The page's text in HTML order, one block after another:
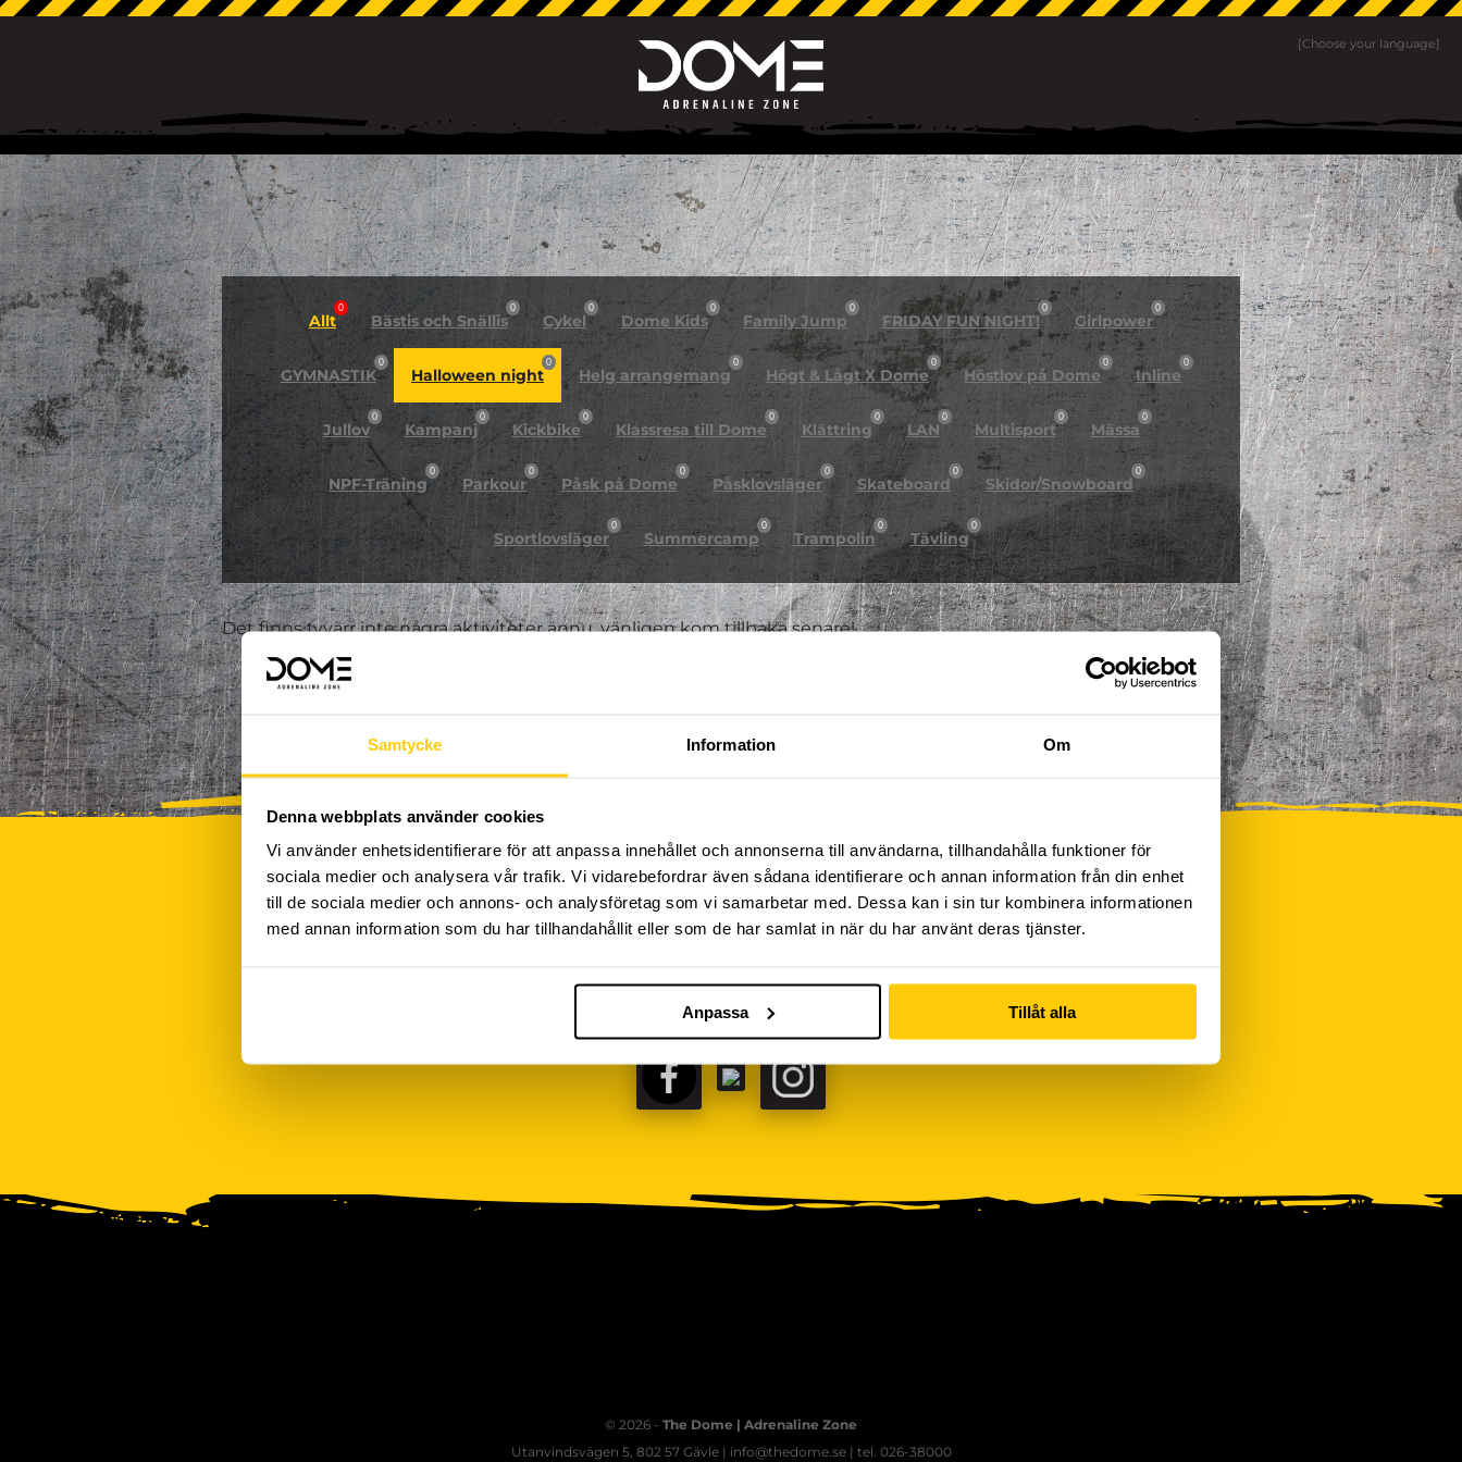
Samtycke Information Om
Denna webbplats använder cookies
Vi använder enhetsidentifierare för att anpassa innehållet och annonserna till användarna, tillhandahålla funktioner för
sociala medier och analysera vår trafik. Vi vidarebefordrar även sådana identifierare och annan information från din enhet
till de sociala medier och annons- och analysföretag som vi samarbetar med. Dessa kan i sin tur kombinera informationen
med annan information som du har tillhandahållit eller som de har samlat in när du har använt deras tjänster.
Anpassa Tillåt alla
[Choose your language]
Allt
0
Bästis och Snällis
0
Cykel
0
Dome Kids
0
Family Jump
0
FRIDAY FUN NIGHT!
0
Girlpower
0
GYMNASTIK
0
Halloween night
0
Helg arrangemang
0
Högt & Lågt X Dome
0
Höstlov på Dome
0
Inline
0
Jullov
0
Kampanj
0
Kickbike
0
Klassresa till Dome
0
Klättring
0
LAN
0
Multisport
0
Mässa
0
NPF-Träning
0
Parkour
0
Påsk på Dome
0
Påsklovsläger
0
Skateboard
0
Skidor/Snowboard
0
Sportlovsläger
0
Summercamp
0
Trampolin
0
Tävling
0
Det finns tyvärr inte några aktiviteter ännu, vänligen kom tillbaka senare!
FÖLJ OSS PÅ SOCIALA MEDIER
FACEBOOKTIKTOK
© 2026 - The Dome | Adrenaline Zone
Utanvindsvägen 5, 802 57 Gävle | info@thedome.se | tel. 026-38000